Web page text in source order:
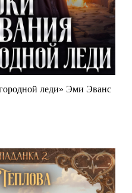
леди» Эми Эванс